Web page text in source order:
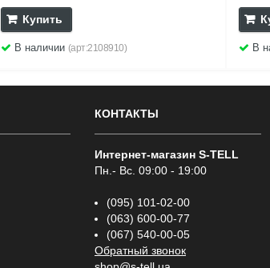
Купить
В наличии (арт:2108910) В
КОНТАКТЫ
Интернет-магазин S-TELL
Пн.- Вс. 09:00 - 19:00
(095) 101-02-00
(063) 600-00-77
(067) 540-00-05
Обратный звонок